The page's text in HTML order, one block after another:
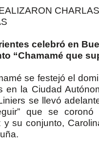
celebró en
“Chamamé que
se festejó el
en la Ciudad
se llevó
que se
y su conjunto,